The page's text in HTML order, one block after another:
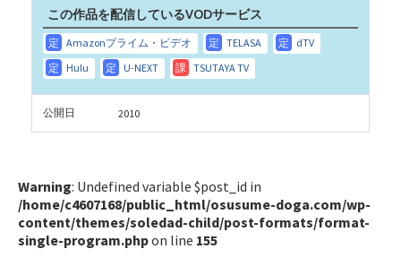
この作品を配信しているVODサービス
公開日 2010
Warning: Undefined variable $post_id in
/home/c4607168/public_html/osusume-doga.com/wp-
content/themes/soledad-child/post-formats/format-
single-program.phpon line 155